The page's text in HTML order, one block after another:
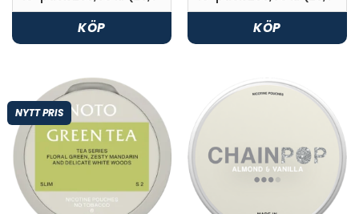
KÖP KÖP
NYTT PRIS